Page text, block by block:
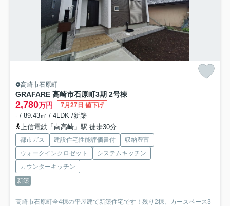
高崎市石原町
GRAFARE 高崎市石原町3期 2号棟
2,780万円 7月27日 値下げ
- / 89.43㎡ / 4LDK /新築
上信電鉄「南高崎」駅 徒歩30分
都市ガス 建設住宅性能評価書付
収納豊富
ウォークインクロゼット
システムキッチン
カウンターキッチン
新築
高崎市石原町全4棟の平屋建て新築住宅です！残り2棟、カースペース3